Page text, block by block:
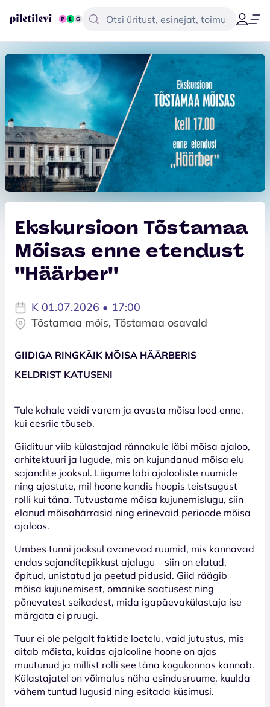
Ekskursioon Tõstamaa
Mõisas enne etendust
''Häärber''
K 01.07.2026 • 17:00
Tõstamaa mõis, Tõstamaa osavald
GIIDIGA RINGKÄIK MÕISA HÄÄRBERIS
KELDRIST KATUSENI
Tule kohale veidi varem ja avasta mõisa lood enne,
kui eesriie tõuseb.
Giidituur viib külastajad rännakule läbi mõisa ajaloo,
arhitektuuri ja lugude, mis on kujundanud mõisa elu
sajandite jooksul. Liigume läbi ajalooliste ruumide
ning ajastute, mil hoone kandis hoopis teistsugust
rolli kui täna. Tutvustame mõisa kujunemislugu, siin
elanud mõisahärrasid ning erinevaid perioode mõisa
ajaloos.
Umbes tunni jooksul avanevad ruumid, mis kannavad
endas sajanditepikkust ajalugu – siin on elatud,
õpitud, unistatud ja peetud pidusid. Giid räägib
mõisa kujunemisest, omanike saatusest ning
põnevatest seikadest, mida igapäevakülastaja ise
märgata ei pruugi.
Tuur ei ole pelgalt faktide loetelu, vaid jutustus, mis
aitab mõista, kuidas ajalooline hoone on ajas
muutunud ja millist rolli see täna kogukonnas kannab.
Külastajatel on võimalus näha esindusruume, kuulda
vähem tuntud lugusid ning esitada küsimusi.